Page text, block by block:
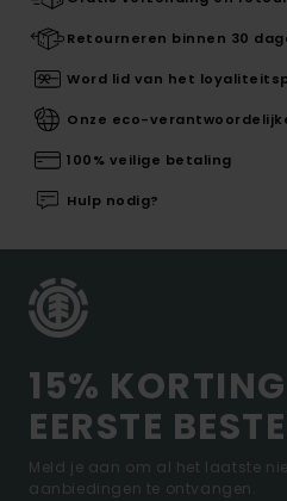
Retourneren binnen 30
Word lid van het
Onze eco-
100% veilige betaling
Hulp nodig?
15%
EERSTE
Meld je aan om al het laatste
aanbiedingen te ontvangen.